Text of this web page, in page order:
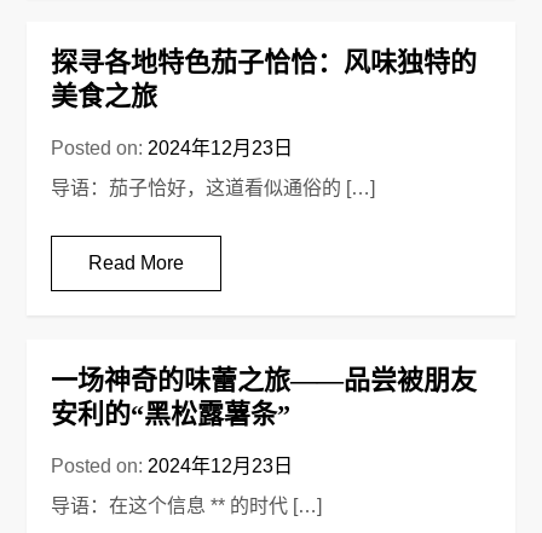
探寻各地特色茄子恰恰：风味独特的
美食之旅
Posted on: 2024年12月23日
导语：茄子恰好，这道看似通俗的 […]
Read More
一场神奇的味蕾之旅——品尝被朋友
安利的“黑松露薯条”
Posted on: 2024年12月23日
导语：在这个信息 ** 的时代 […]